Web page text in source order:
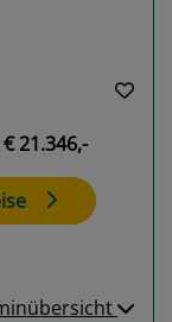
€ 21.346,-